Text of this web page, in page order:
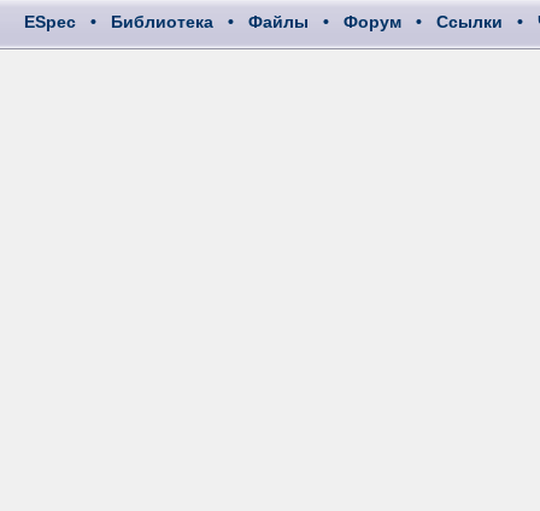
ESpec • Библиотека • Файлы • Форум • Ссылки •